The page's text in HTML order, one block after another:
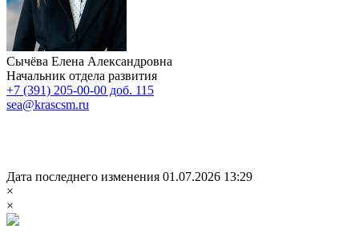
Сычёва Елена Александровна
Начальник отдела развития
+7 (391) 205-00-00 доб. 115
sea@krascsm.ru
Дата последнего изменения 01.07.2026 13:29
×
×